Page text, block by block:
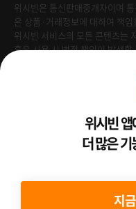
위시빈은 통신판매중개자이며
은 상품·거래정보에 대하여 책임
위시빈 서비스의 모든 콘텐츠는
혹은 사용 시 법적 책임이 발생할
Venture Enterprise위시빈
더 많은
지